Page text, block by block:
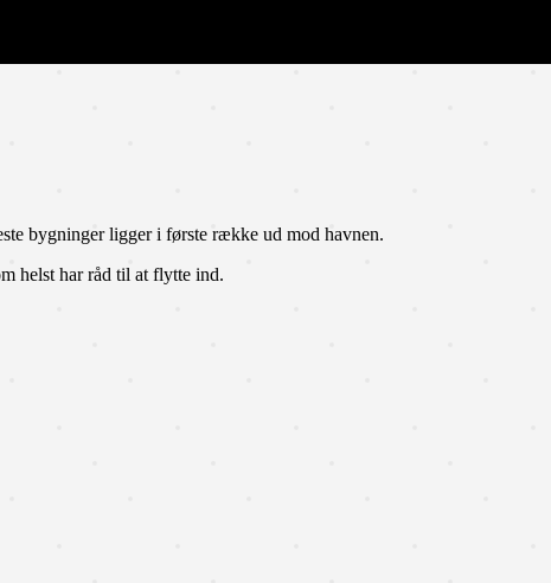
bygninger ligger i første række ud mod havnen.
helst har råd til at flytte ind.